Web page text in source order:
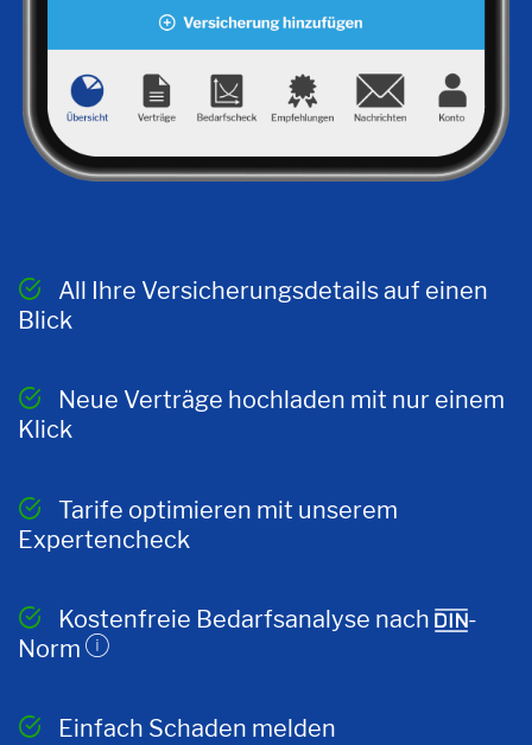
All Ihre Versicherungsdetails auf einen
Blick
Neue Verträge hochladen mit nur einem
Klick
Tarife optimieren mit unserem
Expertencheck
Kostenfreie Bedarfsanalyse nach
-
Norm
Einfach Schaden melden